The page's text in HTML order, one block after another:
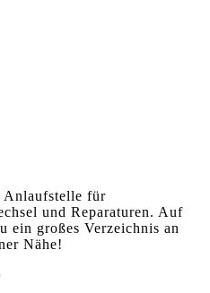
Anlaufstelle für
und Reparaturen. Auf
ein großes Verzeichnis an
Nähe!